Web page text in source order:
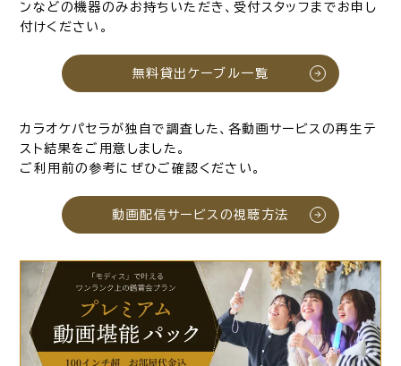
ンなどの機器のみお持ちいただき、受付スタッフまでお申し
付けください。
無料貸出ケーブル一覧
カラオケパセラが独自で調査した、各動画サービスの再生テ
スト結果をご用意しました。
ご利用前の参考にぜひご確認ください。
動画配信サービスの視聴方法